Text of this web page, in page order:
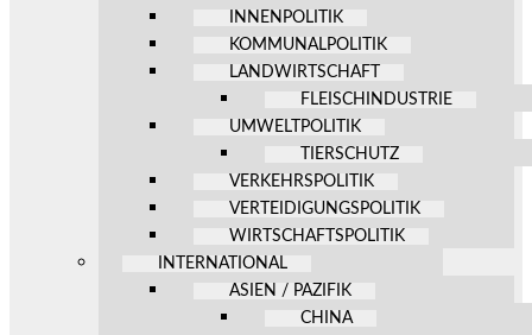
INNENPOLITIK
KOMMUNALPOLITIK
LANDWIRTSCHAFT
FLEISCHINDUSTRIE
UMWELTPOLITIK
TIERSCHUTZ
VERKEHRSPOLITIK
VERTEIDIGUNGSPOLITIK
WIRTSCHAFTSPOLITIK
INTERNATIONAL
ASIEN / PAZIFIK
CHINA